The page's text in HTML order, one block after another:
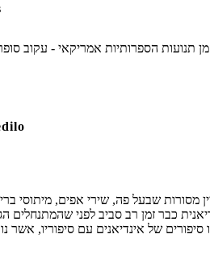
תנועות הספרותיות אמריקאי - עקוב
מסורות שבעל פה, שירי אפים, מיתוסי
כבר זמן רב סביב לפני שהמתנחלים